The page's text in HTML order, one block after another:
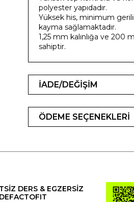
polyester yapıdadır.
Yüksek his, minimum
kayma sağlamaktadır.
1,25 mm kalınlığa ve 200
sahiptir.
İADE/DEĞİŞİM
ÖDEME SEÇENEKLERİ
DERS & EGZERSİZ